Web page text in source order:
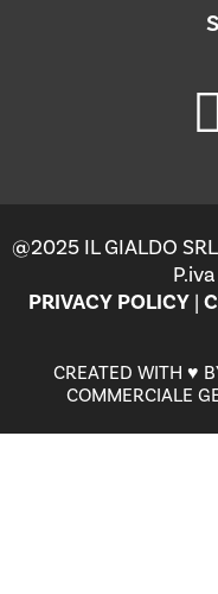
@2025 IL GIALDO
PRIVACY POLICY|
CREATED WITH ♥
COMMERCIALE